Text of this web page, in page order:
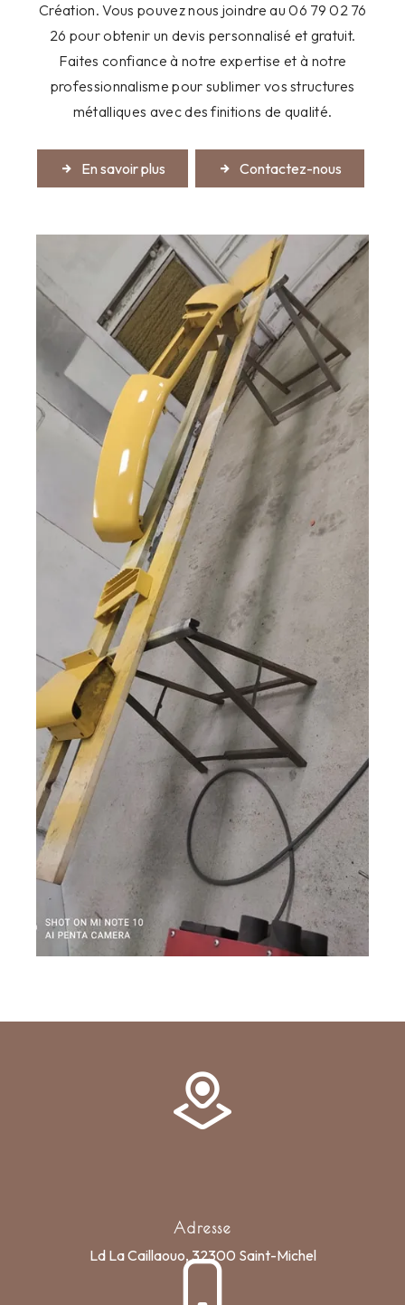
Création. Vous pouvez nous joindre au 06 79 02 76
26 pour obtenir un devis personnalisé et gratuit.
Faites confiance à notre expertise et à notre
professionnalisme pour sublimer vos structures
métalliques avec des finitions de qualité.
En savoir plus Contactez-nous
Adresse
Ld La Caillaouo, 32300 Saint-Michel